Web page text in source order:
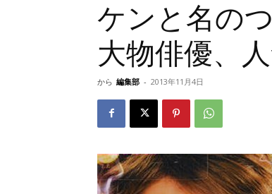
ケンと名の
大物俳優、
から 編集部 - 2013年11月4日